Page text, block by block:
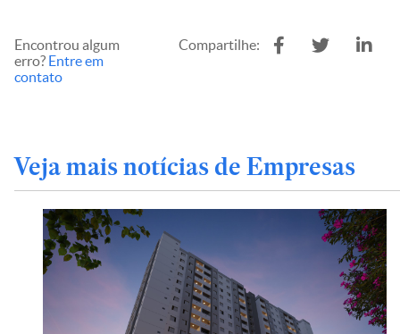
Encontrou algum
erro? Entre em
contato
Compartilhe:
Veja mais notícias de Empresas